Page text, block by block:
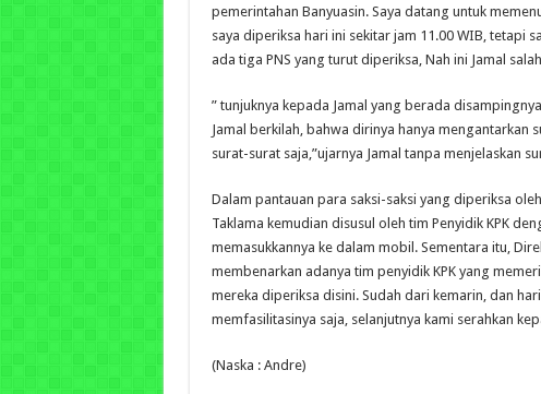
pemerintahan Banyuasin. Saya datang untuk
saya diperiksa hari ini sekitar jam 11.00 WIB, tetapi
ada tiga PNS yang turut diperiksa, Nah ini Jamal
” tunjuknya kepada Jamal yang berada
Jamal berkilah, bahwa dirinya hanya mengantarkan
surat-surat saja,”ujarnya Jamal tanpa menjelaskan
Dalam pantauan para saksi-saksi yang diperiksa
Taklama kemudian disusul oleh tim Penyidik KPK
memasukkannya ke dalam mobil. Sementara itu,
membenarkan adanya tim penyidik KPK yang
mereka diperiksa disini. Sudah dari kemarin, dan
memfasilitasinya saja, selanjutnya kami serahkan
(Naska : Andre)